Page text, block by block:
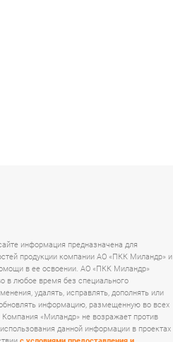
информация предназначена для
продукции компании АО «ПКК Миландр» и
в ее освоении. АО «ПКК Миландр»
в любое время без специального
удалять, исправлять, дополнять или
информацию, размещенную во всех
Компания «Миландр» не возражает против
данной информации в проектах